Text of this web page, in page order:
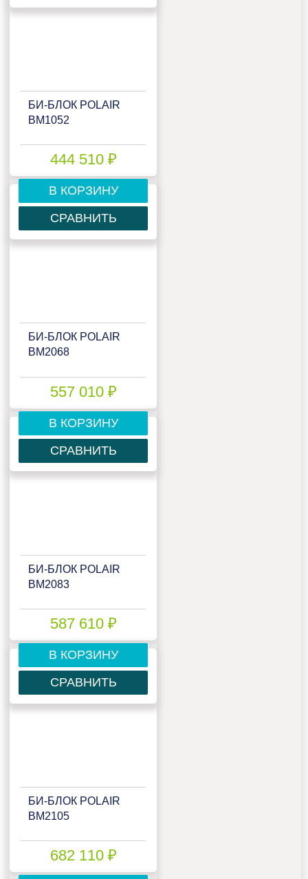
БИ‑БЛОК POLAIR
BM1052
444 510 ₽
В КОРЗИНУ
СРАВНИТЬ
БИ‑БЛОК POLAIR
BM2068
557 010 ₽
В КОРЗИНУ
СРАВНИТЬ
БИ‑БЛОК POLAIR
BM2083
587 610 ₽
В КОРЗИНУ
СРАВНИТЬ
БИ‑БЛОК POLAIR
BM2105
682 110 ₽